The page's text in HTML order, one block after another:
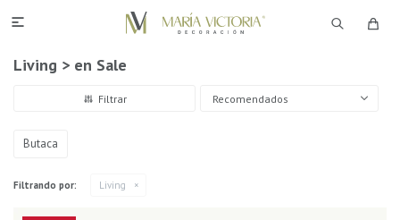

Living > en Sale
Recomendados
Butaca
Filtrando por: Living